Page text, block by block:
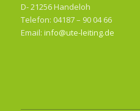
D- 21256 Handeloh
Telefon: 04187 – 90 04 66
Email: info@ute-leiting.de